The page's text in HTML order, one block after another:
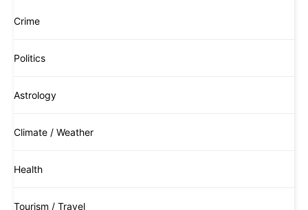
Crime
Politics
Astrology
Climate / Weather
Health
Tourism / Travel